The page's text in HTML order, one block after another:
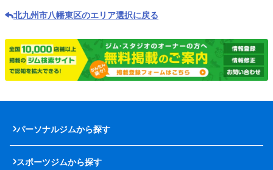
北九州市八幡東区のエリア選択に戻る
パーソナルジムから探す
スポーツジムから探す